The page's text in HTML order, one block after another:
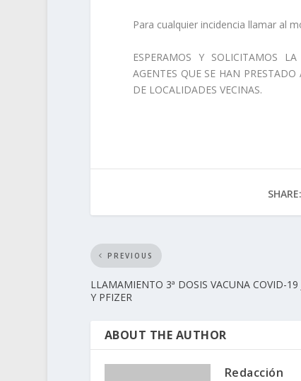
Para cualquier incidencia llamar al
ESPERAMOS Y SOLICITAMOS
AGENTES QUE SE HAN
DE LOCALIDADES VECINAS.
SHARE:
PREVIOUS
LLAMAMIENTO 3ª DOSIS VACUNA COVID-19
Y PFIZER
ABOUT THE AUTHOR
Redacción